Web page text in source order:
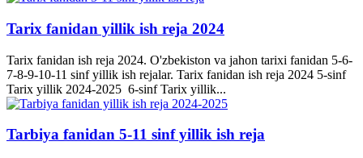
Tarix fanidan yillik ish reja 2024
Tarix fanidan ish reja 2024. O'zbekiston va jahon tarixi fanidan 5-6-
7-8-9-10-11 sinf yillik ish rejalar. Tarix fanidan ish reja 2024 5-sinf
Tarix yillik 2024-2025 6-sinf Tarix yillik...
Tarbiya fanidan 5-11 sinf yillik ish reja